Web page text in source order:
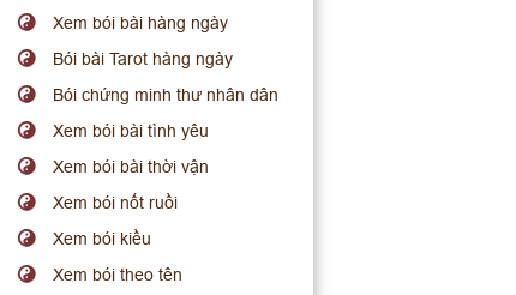
Xem bói bài hàng ngày
Bói bài Tarot hàng ngày
Bói chứng minh thư nhân dân
Xem bói bài tình yêu
Xem bói bài thời vận
Xem bói nốt ruồi
Xem bói kiều
Xem bói theo tên